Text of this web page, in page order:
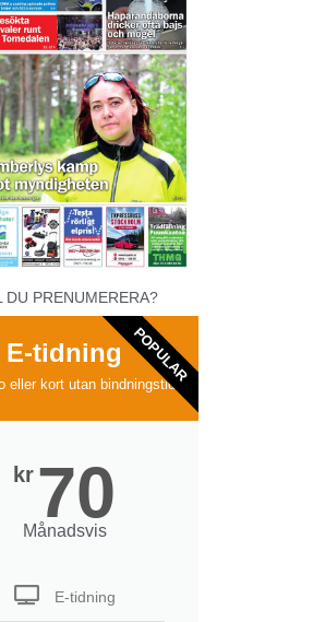
DU PRENUMERERA?
E-tidning
eller kort utan bindningstid
kr 70
Månadsvis
E-tidning
POPULAR